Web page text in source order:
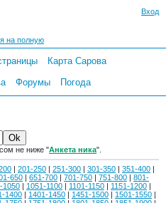
Вход
на полную
Карта Сарова
Форумы Погода
не ниже "Анкета ника".
| 201-250 | 251-300 | 301-350 | 351-400 |
650 | 651-700 | 701-750 | 751-800 | 801-
1050 | 1051-1100 | 1101-1150 | 1151-1200 |
1400 | 1401-1450 | 1451-1500 | 1501-1550 |